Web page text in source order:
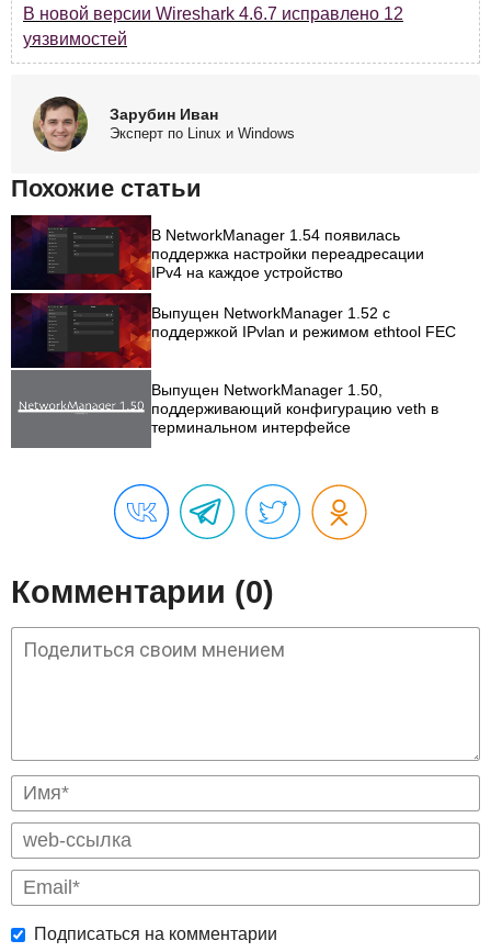
В новой версии Wireshark 4.6.7 исправлено 12
уязвимостей
Зарубин Иван
Эксперт по Linux и Windows
Похожие статьи
В NetworkManager 1.54 появилась
поддержка настройки переадресации
IPv4 на каждое устройство
Выпущен NetworkManager 1.52 с
поддержкой IPvlan и режимом ethtool FEC
Выпущен NetworkManager 1.50,
поддерживающий конфигурацию veth в
терминальном интерфейсе
Комментарии (0)
Подписаться на комментарии